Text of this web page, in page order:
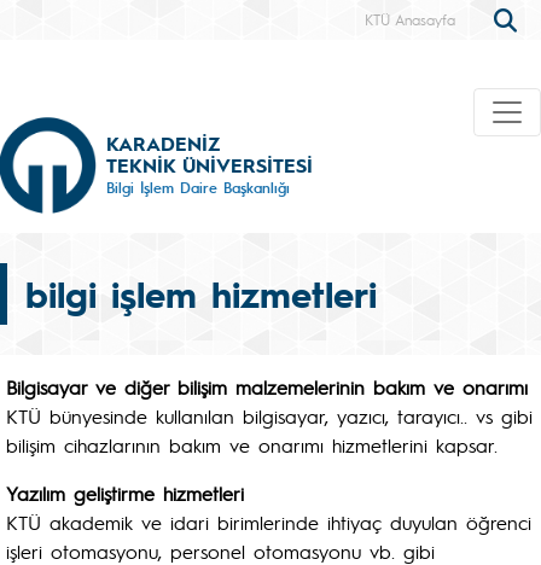
KTÜ Anasayfa
KARADENİZ
TEKNİK ÜNİVERSİTESİ
Bilgi İşlem Daire Başkanlığı
bilgi işlem hizmetleri
Bilgisayar ve diğer bilişim malzemelerinin bakım ve onarımı
KTÜ bünyesinde kullanılan bilgisayar, yazıcı, tarayıcı.. vs gibi
bilişim cihazlarının bakım ve onarımı hizmetlerini kapsar.
Yazılım geliştirme hizmetleri
KTÜ akademik ve idari birimlerinde ihtiyaç duyulan öğrenci
işleri otomasyonu, personel otomasyonu vb. gibi